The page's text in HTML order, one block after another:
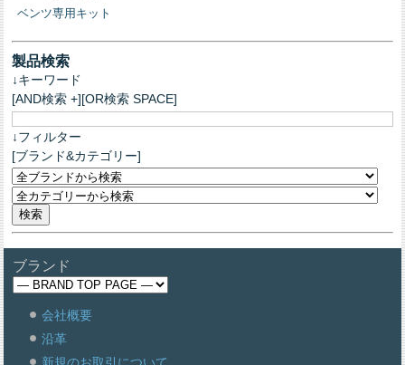
ベンツ専用キット
製品検索
↓キーワード
[AND検索 +][OR検索 SPACE]
↓フィルター
[ブランド&カテゴリー]
ブランド
会社概要
沿革